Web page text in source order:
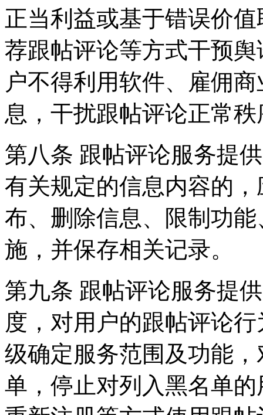
正当利益或基于错误价
荐跟帖评论等方式干预
户不得利用软件、雇佣
息，干扰跟帖评论正常
第八条 跟帖评论服务提
有关规定的信息内容的
布、删除信息、限制功
施，并保存相关记录。
第九条 跟帖评论服务提
度，对用户的跟帖评论
级确定服务范围及功能
单，停止对列入黑名单